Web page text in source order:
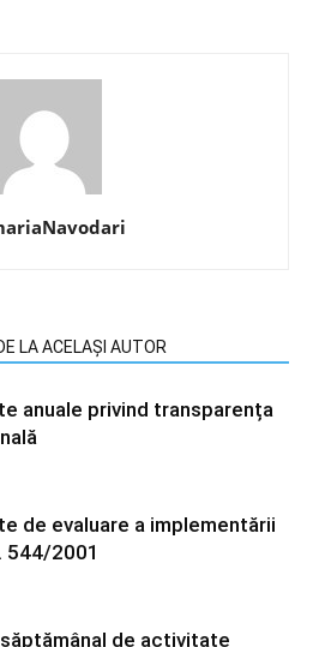
LA ACELAȘI AUTOR
anuale privind transparența
de evaluare a implementării
544/2001
de activitate